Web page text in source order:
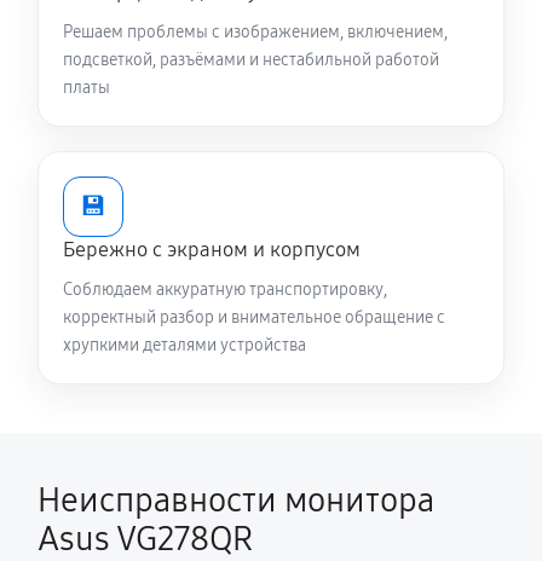
Решаем проблемы с изображением, включением,
подсветкой, разъёмами и нестабильной работой
платы
💾
Бережно с экраном и корпусом
Соблюдаем аккуратную транспортировку,
корректный разбор и внимательное обращение с
хрупкими деталями устройства
Неисправности монитора
Asus VG278QR